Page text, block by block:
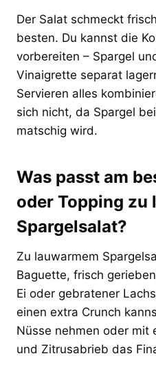
Der Salat schmeckt
besten. Du kannst die
vorbereiten – Spargel
Vinaigrette separat
Servieren alles
sich nicht, da Spargel
matschig wird.
Was passt am
oder Topping zu
Spargelsalat?
Zu lauwarmem
Baguette, frisch
Ei oder gebratener
einen extra Crunch
Nüsse nehmen oder mit
und Zitrusabrieb das